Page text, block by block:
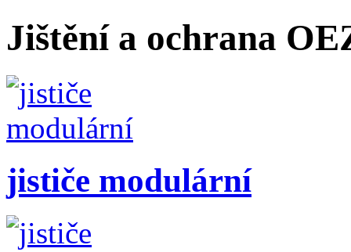
Jištění a ochrana
jističe modulární